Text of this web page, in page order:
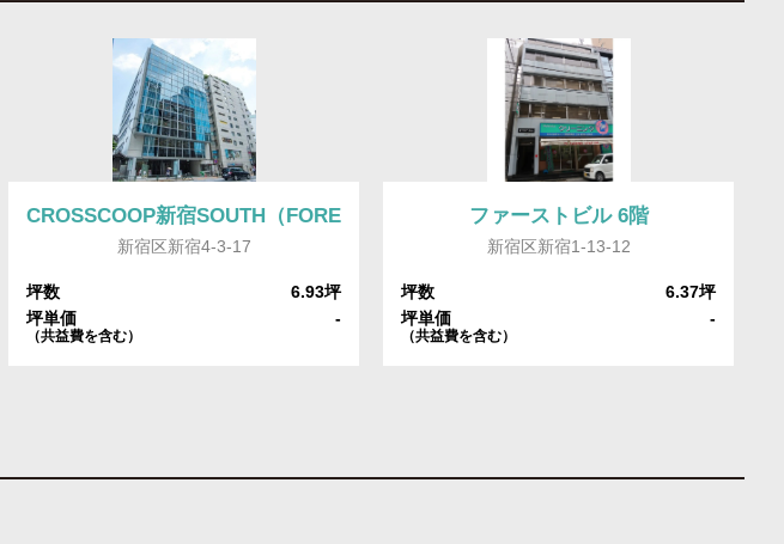
CROSSCOOP新宿SOUTH（FORECAST新宿SOUTH） 3階(329)
新宿区新宿4-3-17
坪数
6.93坪
坪単価
（共益費を含む）
-
ファーストビル 6階
新宿区新宿1-13-12
坪数
6.37坪
坪単価
（共益費を含む）
-